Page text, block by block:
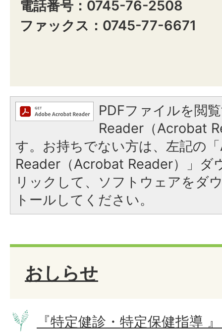
電話番号：0745-76-2508
ファックス：0745-77-6671
PDFファイルを閲
Reader（Acrobat
す。お持ちでない方は、左記の
Reader（Acrobat Reader）」ダ
リックして、ソフトウェアをダ
トールしてください。
おしらせ
『特定健診・特定保健指導